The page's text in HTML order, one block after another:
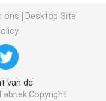
ons
Desktop Site
van de